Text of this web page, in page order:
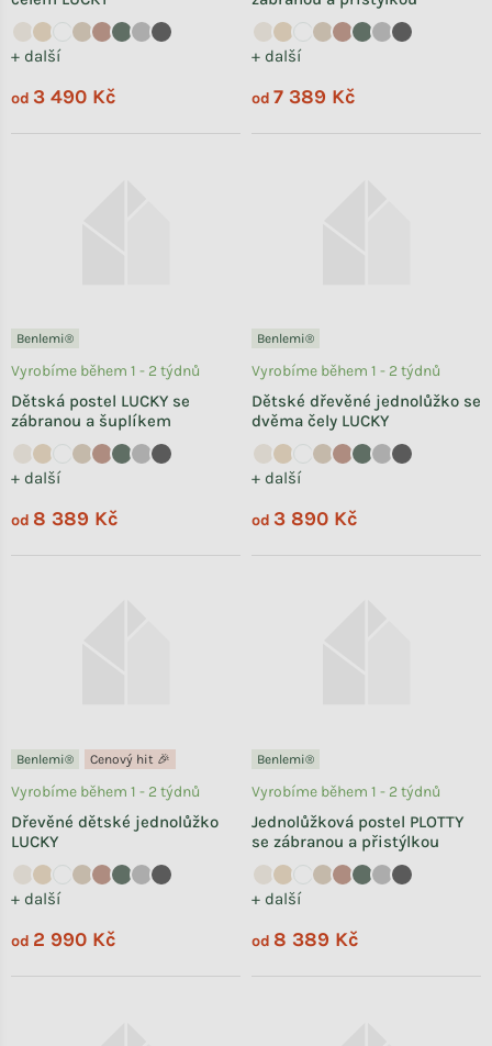
+ další
od 3 490 Kč
+ další
od 7 389 Kč
Benlemi®
Dětská postel LUCKY se
zábranou a šuplíkem
+ další
Vyrobíme během 1 - 2 týdnů
od 8 389 Kč
Benlemi®
Dětské dřevěné jednolůžko se
dvěma čely LUCKY
+ další
Vyrobíme během 1 - 2 týdnů
od 3 890 Kč
Benlemi® Cenový hit 🎉
Dřevěné dětské jednolůžko
LUCKY
+ další
Vyrobíme během 1 - 2 týdnů
od 2 990 Kč
Benlemi®
Jednolůžková postel PLOTTY
se zábranou a přistýlkou
+ další
Vyrobíme během 1 - 2 týdnů
od 8 389 Kč